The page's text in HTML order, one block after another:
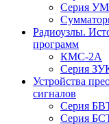
Серия
Радиоузлы.
программ
КМС-2А
Серия
Устройства
сигналов
Серия
Серия